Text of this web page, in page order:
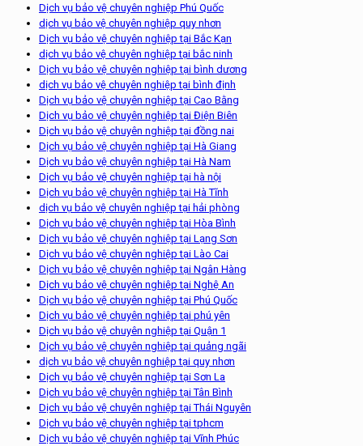
Dịch vụ bảo vệ chuyên nghiệp Phú Quốc
dịch vụ bảo vệ chuyên nghiệp quy nhơn
Dịch vụ bảo vệ chuyên nghiệp tại Bắc Kạn
dịch vụ bảo vệ chuyên nghiệp tại bắc ninh
Dịch vụ bảo vệ chuyên nghiệp tại bình dương
dịch vụ bảo vệ chuyên nghiệp tại bình định
Dịch vụ bảo vệ chuyên nghiệp tại Cao Bằng
Dịch vụ bảo vệ chuyên nghiệp tại Điện Biên
Dịch vụ bảo vệ chuyên nghiệp tại đồng nai
Dịch vụ bảo vệ chuyên nghiệp tại Hà Giang
Dịch vụ bảo vệ chuyên nghiệp tại Hà Nam
Dịch vụ bảo vệ chuyên nghiệp tại hà nội
Dịch vụ bảo vệ chuyên nghiệp tại Hà Tĩnh
dịch vụ bảo vệ chuyên nghiệp tại hải phòng
Dịch vụ bảo vệ chuyên nghiệp tại Hòa Bình
Dịch vụ bảo vệ chuyên nghiệp tại Lạng Sơn
Dịch vụ bảo vệ chuyên nghiệp tại Lào Cai
Dịch vụ bảo vệ chuyên nghiệp tại Ngân Hàng
Dịch vụ bảo vệ chuyên nghiệp tại Nghệ An
Dịch vụ bảo vệ chuyên nghiệp tại Phú Quốc
Dịch vụ bảo vệ chuyên nghiệp tại phú yên
Dịch vụ bảo vệ chuyên nghiệp tại Quận 1
Dịch vụ bảo vệ chuyên nghiệp tại quảng ngãi
dịch vụ bảo vệ chuyên nghiệp tại quy nhơn
Dịch vụ bảo vệ chuyên nghiệp tại Sơn La
Dịch vụ bảo vệ chuyên nghiệp tại Tân Bình
Dịch vụ bảo vệ chuyên nghiệp tại Thái Nguyên
Dịch vụ bảo vệ chuyên nghiệp tại tphcm
Dịch vụ bảo vệ chuyên nghiệp tại Vĩnh Phúc